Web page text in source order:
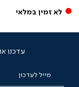
לא זמין במלאי
עדכנו
מייל לעדכון